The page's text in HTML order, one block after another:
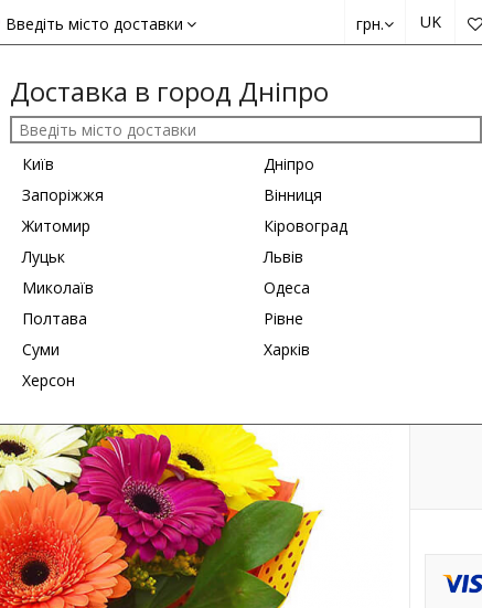
Введіть місто доставки
Доставка в город Дніпро
Київ
Дніпро
Запоріжжя
Вінниця
Житомир
Кіровоград
Луцьк
Львів
Миколаїв
Одеса
Полтава
Рівне
Суми
Харків
Херсон
грн. UK
15 см